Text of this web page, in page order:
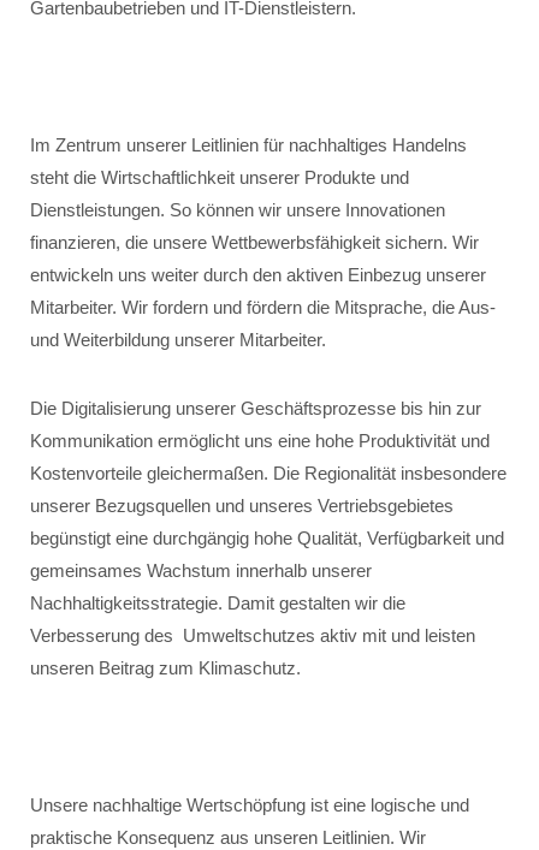
Gartenbaubetrieben und IT-Dienstleistern.
Im Zentrum unserer Leitlinien für nachhaltiges Handelns
steht die Wirtschaftlichkeit unserer Produkte und
Dienstleistungen. So können wir unsere Innovationen
finanzieren, die unsere Wettbewerbsfähigkeit sichern. Wir
entwickeln uns weiter durch den aktiven Einbezug unserer
Mitarbeiter. Wir fordern und fördern die Mitsprache, die Aus-
und Weiterbildung unserer Mitarbeiter.
Die Digitalisierung unserer Geschäftsprozesse bis hin zur
Kommunikation ermöglicht uns eine hohe Produktivität und
Kostenvorteile gleichermaßen. Die Regionalität insbesondere
unserer Bezugsquellen und unseres Vertriebsgebietes
begünstigt eine durchgängig hohe Qualität, Verfügbarkeit und
gemeinsames Wachstum innerhalb unserer
Nachhaltigkeitsstrategie. Damit gestalten wir die
Verbesserung des Umweltschutzes aktiv mit und leisten
unseren Beitrag zum Klimaschutz.
Unsere nachhaltige Wertschöpfung ist eine logische und
praktische Konsequenz aus unseren Leitlinien. Wir